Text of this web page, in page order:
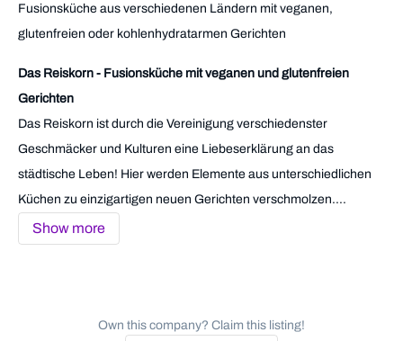
Fusionsküche aus verschiedenen Ländern mit veganen,
glutenfreien oder kohlenhydratarmen Gerichten
Das Reiskorn - Fusionsküche mit veganen und glutenfreien
Gerichten
Das Reiskorn ist durch die Vereinigung verschiedenster
Geschmäcker und Kulturen eine Liebeserklärung an das
städtische Leben! Hier werden Elemente aus unterschiedlichen
Küchen zu einzigartigen neuen Gerichten verschmolzen....
Show more
Own this company? Claim this listing!